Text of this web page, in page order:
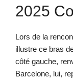
2025
Lors de la
illustre ce bras
côté gauche,
Barcelone, lui,